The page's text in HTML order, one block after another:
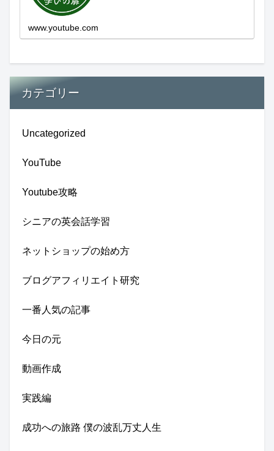
www.youtube.com
カテゴリー
Uncategorized
YouTube
Youtube攻略
シニアの英会話学習
ネットショップの始め方
ブログアフィリエイト研究
一番人気の記事
今日の元
動画作成
実践編
成功への旅路 僕の波乱万丈人生